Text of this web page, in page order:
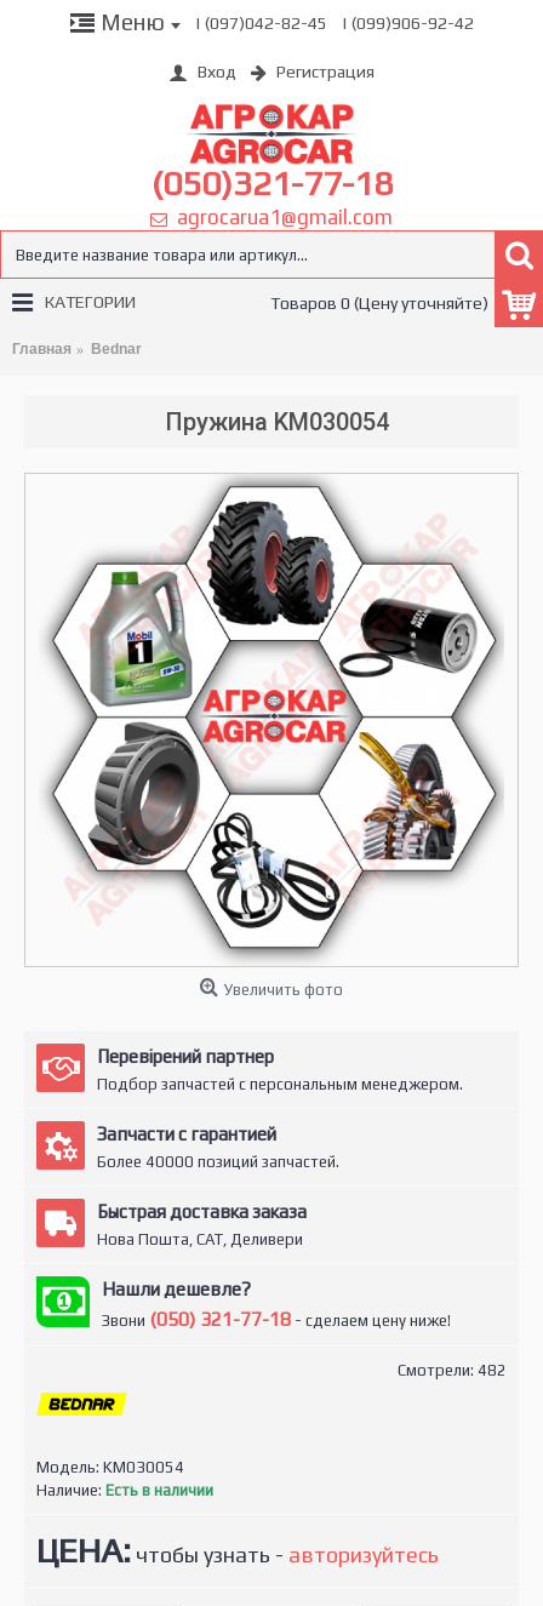
Меню | (097)042-82-45 | (099)906-92-42
Вход Регистрация
(050)321-77-18
agrocarua1@gmail.com
Товаров 0 (Цену уточняйте)
КАТЕГОРИИ
Главная Bednar
Пружина KM030054
Увеличить фото
Перевірений партнер
Подбор запчастей с персональным менеджером.
Запчасти с гарантией
Более 40000 позиций запчастей.
Быстрая доставка заказа
Нова Пошта, САТ, Деливери
Нашли дешевле?
Звони (050) 321-77-18 - сделаем цену ниже!
Смотрели: 482
Модель: KM030054
Наличие: Есть в наличии
ЦЕНА: чтобы узнать - авторизуйтесь